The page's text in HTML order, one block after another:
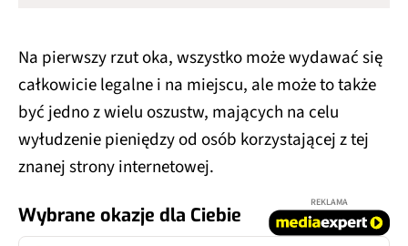
Na pierwszy rzut oka, wszystko może wydawać się
całkowicie legalne i na miejscu, ale może to także
być jedno z wielu oszustw, mających na celu
wyłudzenie pieniędzy od osób korzystającej z tej
znanej strony internetowej.
Wybrane okazje dla Ciebie
REKLAMA